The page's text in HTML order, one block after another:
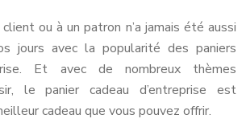
ou à un patron n’a jamais été aussi
jours avec la popularité des paniers
Et avec de nombreux thèmes
le panier cadeau d’entreprise est
cadeau que vous pouvez offrir.